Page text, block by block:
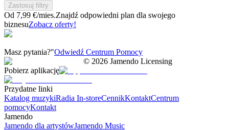
Zastosuj filtry
Od 7,99 €/mies.Znajdź odpowiedni plan dla swojego
biznesuZobacz oferty!
Masz pytania?"Odwiedź Centrum Pomocy
© 2026 Jamendo Licensing
Pobierz aplikację
Przydatne linki
Katalog muzykiRadia In-storeCennikKontaktCentrum
pomocyKontakt
Jamendo
Jamendo dla artystówJamendo Music